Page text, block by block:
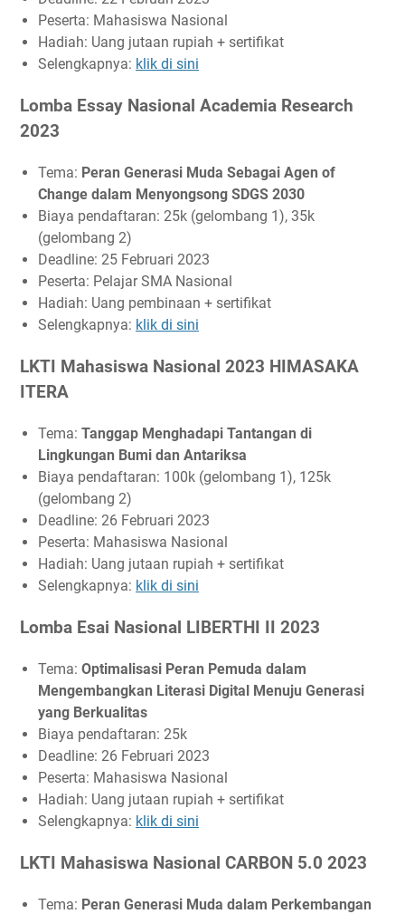
Peserta: Mahasiswa Nasional
Hadiah: Uang jutaan rupiah + sertifikat
Selengkapnya: klik di sini
Lomba Essay Nasional Academia Research
2023
Tema: Peran Generasi Muda Sebagai Agen of
Change dalam Menyongsong SDGS 2030
Biaya pendaftaran: 25k (gelombang 1), 35k
(gelombang 2)
Deadline: 25 Februari 2023
Peserta: Pelajar SMA Nasional
Hadiah: Uang pembinaan + sertifikat
Selengkapnya: klik di sini
LKTI Mahasiswa Nasional 2023 HIMASAKA
ITERA
Tema: Tanggap Menghadapi Tantangan di
Lingkungan Bumi dan Antariksa
Biaya pendaftaran: 100k (gelombang 1), 125k
(gelombang 2)
Deadline: 26 Februari 2023
Peserta: Mahasiswa Nasional
Hadiah: Uang jutaan rupiah + sertifikat
Selengkapnya: klik di sini
Lomba Esai Nasional LIBERTHI II 2023
Tema: Optimalisasi Peran Pemuda dalam
Mengembangkan Literasi Digital Menuju Generasi
yang Berkualitas
Biaya pendaftaran: 25k
Deadline: 26 Februari 2023
Peserta: Mahasiswa Nasional
Hadiah: Uang jutaan rupiah + sertifikat
Selengkapnya: klik di sini
LKTI Mahasiswa Nasional CARBON 5.0 2023
Tema: Peran Generasi Muda dalam Perkembangan